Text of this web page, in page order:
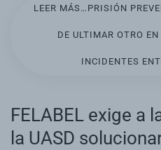
LEER MÁS…PRISIÓN
DE ULTIMAR OTRO
INCIDENTES
FELABEL exige a
la UASD